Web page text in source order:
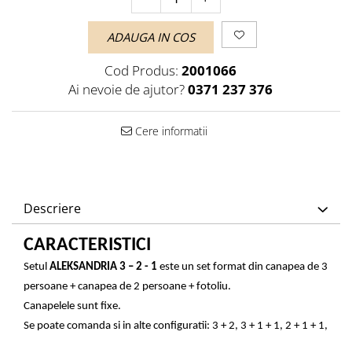
ADAUGA IN COS
Cod Produs: 2001066
Ai nevoie de ajutor?0371 237 376
Cere informatii
Descriere
CARACTERISTICI
Setul ALEKSANDRIA 3 – 2 - 1 este un set format din canapea de 3
persoane + canapea de 2 persoane + fotoliu.
Canapelele sunt fixe.
Se poate comanda si in alte configuratii: 3 + 2, 3 + 1 + 1, 2 + 1 + 1,